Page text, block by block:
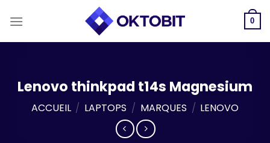
0
Lenovo thinkpad t14s Magnesium
ACCUEIL / LAPTOPS / MARQUES / LENOVO